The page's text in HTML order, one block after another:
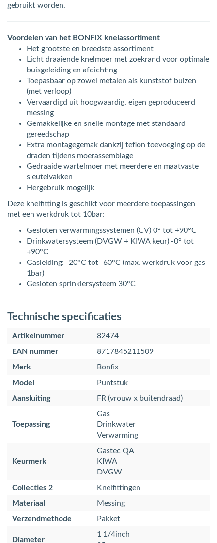
gebruikt worden.
Voordelen van het BONFIX knelassortiment
Het grootste en breedste assortiment
Licht draaiende knelmoer met zoekrand voor optimale
buisgeleiding en afdichting
Toepasbaar op zowel metalen als kunststof buizen
(met verloop)
Vervaardigd uit hoogwaardig, eigen geproduceerd
messing
Gemakkelijke en snelle montage met standaard
gereedschap
Extra montagegemak dankzij teflon toevoeging op de
draden tijdens moerassemblage
Gedraaide wartelmoer met meerdere en maatvaste
sleutelvakken
Hergebruik mogelijk
Deze knelfitting is geschikt voor meerdere toepassingen
met een werkdruk tot 10bar:
Gesloten verwarmingssystemen (CV) 0° tot +90°C
Drinkwatersysteem (DVGW + KIWA keur) -0° tot
+90°C
Gasleiding: -20°C tot -60°C (max. werkdruk voor gas
1bar)
Gesloten sprinklersysteem 30°C
Technische specificaties
Artikelnummer
82474
EAN nummer
8717845211509
Merk
Bonfix
Model
Puntstuk
Aansluiting
FR (vrouw x buitendraad)
Toepassing
Gas
Drinkwater
Verwarming
Keurmerk
Gastec QA
KIWA
DVGW
Collecties 2
Knelfittingen
Materiaal
Messing
Verzendmethode
Pakket
Diameter
1 1/4inch